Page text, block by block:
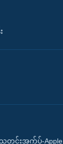
င်းအက်ပ်-Apple